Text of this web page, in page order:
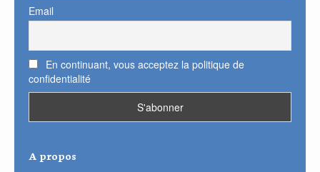
Email
En continuant, vous acceptez la politique de
confidentialité
A propos